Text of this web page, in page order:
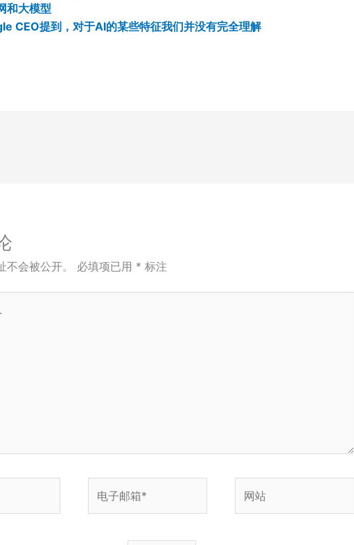
和大模型
CEO提到，对于AI的某些特征我们并没有完全理解
会被公开。 必填项已用 * 标注
站